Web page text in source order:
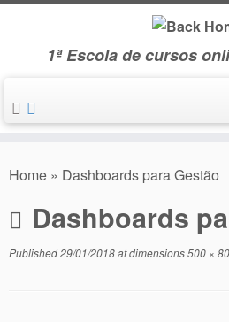
Skip
1ª Escola de cursos
Home » Dashboards para Gestão
Dashboards
Published29/01/2018at dimensions500 ×